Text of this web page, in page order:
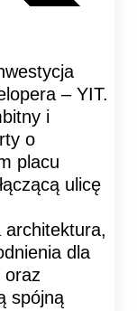
– YIT.
i
o
placu
ulicę
architektura,
dla
oraz
spójną